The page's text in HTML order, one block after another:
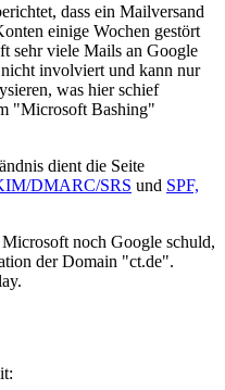
dass ein Mailversand
einige Wochen gestört
sehr viele Mails an Google
involviert und kann nur
was hier schief
"Microsoft Bashing"
dient die Seite
DMARC/SRS und SPF,
noch Google schuld,
der Domain "ct.de".